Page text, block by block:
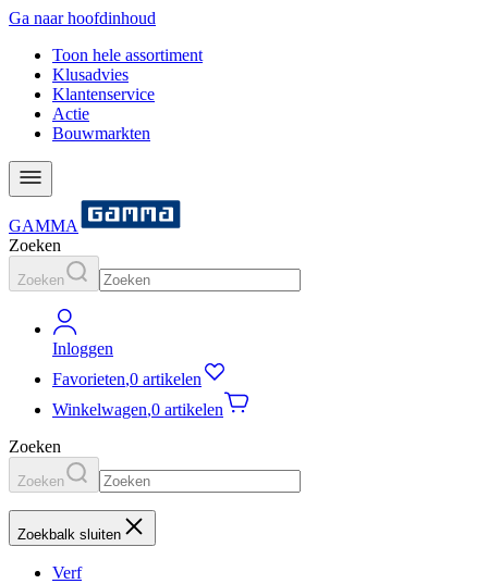
Ga naar hoofdinhoud
Toon hele assortiment
Klusadvies
Klantenservice
Actie
Bouwmarkten
GAMMA
Zoeken
Zoeken
Inloggen
Favorieten,0 artikelen
Winkelwagen,0 artikelen
Zoeken
Zoeken
Zoekbalk sluiten
Verf